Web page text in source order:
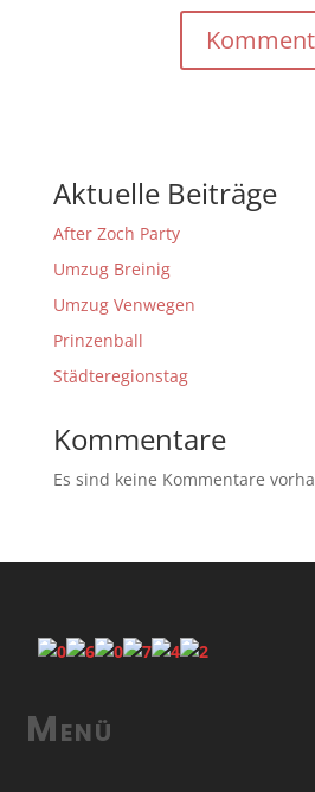
Aktuelle Beiträge
After Zoch Party
Umzug Breinig
Umzug Venwegen
Prinzenball
Städteregionstag
Kommentare
Es sind keine Kommentare
Menü